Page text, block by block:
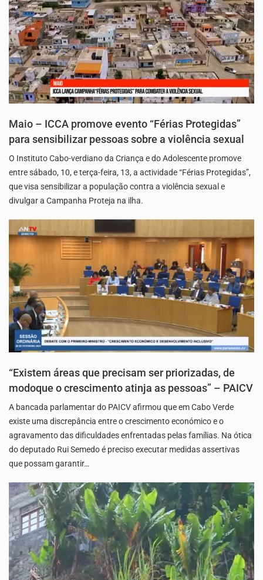
Maio – ICCA promove evento “Férias Protegidas”
para sensibilizar pessoas sobre a violência sexual
O Instituto Cabo-verdiano da Criança e do Adolescente promove
entre sábado, 10, e terça-feira, 13, a actividade “Férias Protegidas”,
que visa sensibilizar a população contra a violência sexual e
divulgar a Campanha Proteja na ilha.
“Existem áreas que precisam ser priorizadas, de
modoque o crescimento atinja as pessoas” – PAICV
A bancada parlamentar do PAICV afirmou que em Cabo Verde
existe uma discrepância entre o crescimento económico e o
agravamento das dificuldades enfrentadas pelas famílias. Na ótica
do deputado Rui Semedo é preciso executar medidas assertivas
que possam garantir…